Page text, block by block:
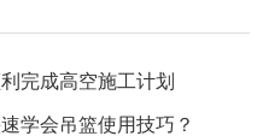
完成高空施工计划
学会吊篮使用技巧？